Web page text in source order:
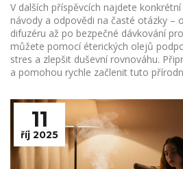
V dalších příspěvcích najdete
návody a odpovědi na časté otázky –
difuzéru až po bezpečné dávkování
můžete pomocí éterických olejů
stres a zlepšit duševní rovnováhu.
a pomohou rychle začlenit tuto
11
říj 2025